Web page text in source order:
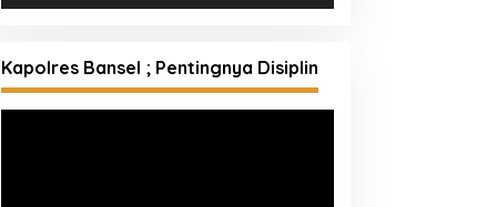
Kapolres Bansel ; Pentingnya Disiplin